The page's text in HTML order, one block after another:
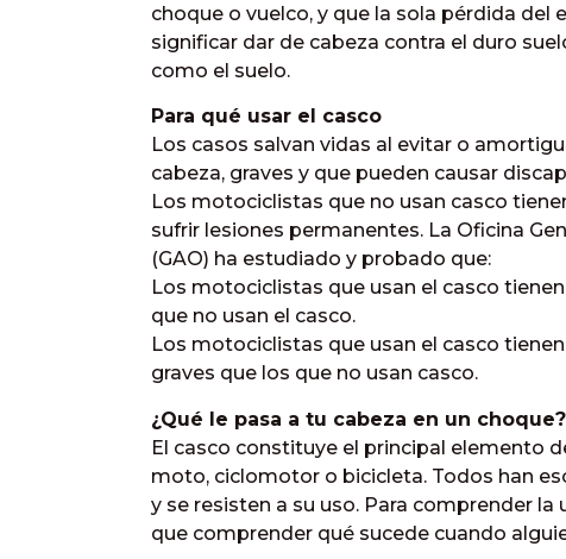
choque o vuelco, y que la sola pérdida del
significar dar de cabeza contra el duro
como el suelo.
Para qué usar el casco
Los casos salvan vidas al evitar o
cabeza, graves y que pueden causar
Los motociclistas que no usan casco
sufrir lesiones permanentes. La Oficina
(GAO) ha estudiado y probado que:
Los motociclistas que usan el casco
que no usan el casco.
Los motociclistas que usan el casco
graves que los que no usan casco.
¿Qué le pasa a tu cabeza en un choque?
El casco constituye el principal elemento
moto, ciclomotor o bicicleta. Todos han
y se resisten a su uso. Para comprender
que comprender qué sucede cuando